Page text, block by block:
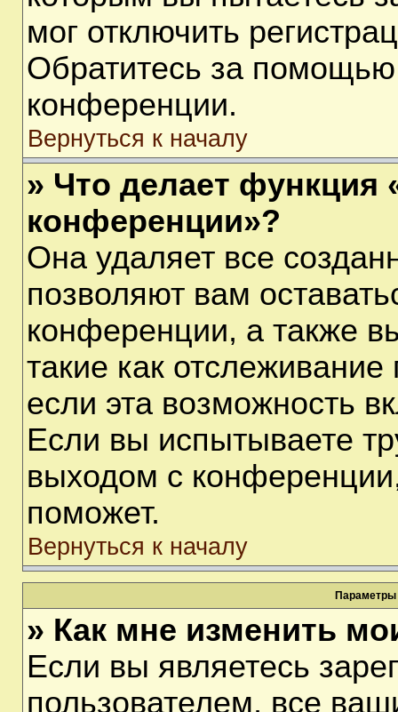
мог отключить
Обратитесь за помощью
конференции.
Вернуться к началу
» Что делает функция
конференции»?
Она удаляет все
позволяют вам
конференции, а также
такие как
если эта возможность
Если вы испытываете
выходом с
поможет.
Вернуться к началу
Параметры
» Как мне изменить
Если вы являетесь
пользователем, все